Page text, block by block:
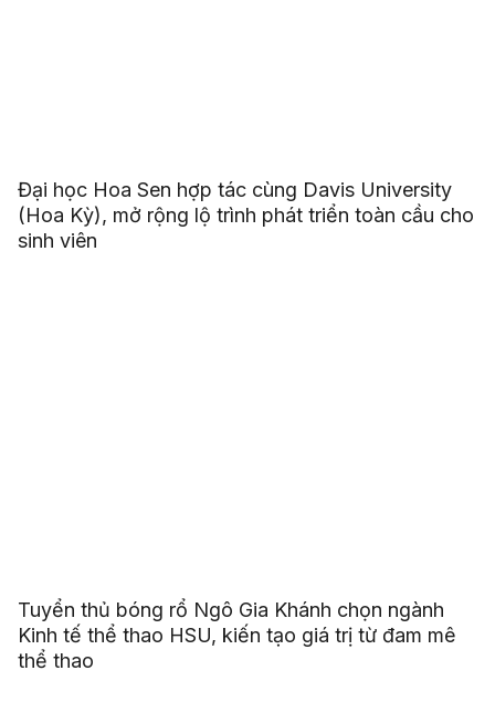
Đại học Hoa Sen hợp tác cùng Davis University
(Hoa Kỳ), mở rộng lộ trình phát triển toàn cầu cho
sinh viên
Tuyển thủ bóng rổ Ngô Gia Khánh chọn ngành
Kinh tế thể thao HSU, kiến tạo giá trị từ đam mê
thể thao